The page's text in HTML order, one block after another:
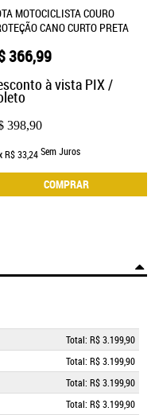
MOTOCICLISTA COURO
CANO CURTO PRETA
398,90
366,99
à vista PIX /
R$ 33,24Sem Juros
COMPRAR
Total: R$ 3.199,90
Total: R$ 3.199,90
Total: R$ 3.199,90
Total: R$ 3.199,90